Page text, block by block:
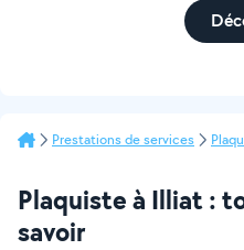
Prestations de services
Plaquiste à Illiat :
savoir